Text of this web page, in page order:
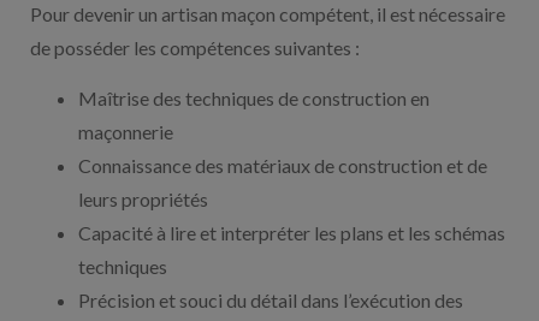
Pour devenir un artisan maçon compétent, il est nécessaire
de posséder les compétences suivantes :
Maîtrise des techniques de construction en
maçonnerie
Connaissance des matériaux de construction et de
leurs propriétés
Capacité à lire et interpréter les plans et les schémas
techniques
Précision et souci du détail dans l’exécution des